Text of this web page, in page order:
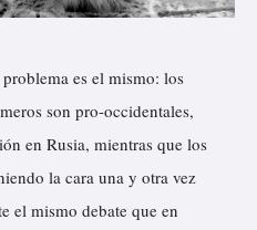
es el mismo: los
son pro-occidentales,
en Rusia, mientras que los
la cara una y otra vez
el mismo debate que en